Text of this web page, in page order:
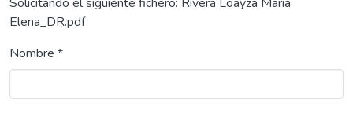
Elena_DR.pdf
Nombre *